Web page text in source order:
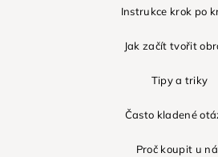
Instrukce krok po
Jak začít tvořit
Tipy a triky
Často kladené
Proč koupit u